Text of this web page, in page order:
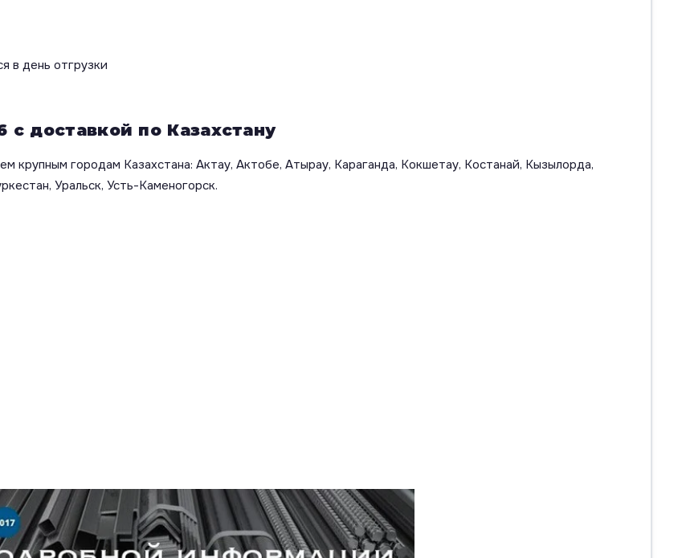
в день отгрузки
с доставкой по Казахстану
крупным городам Казахстана: Актау, Актобе, Атырау, Караганда, Кокшетау, Костанай, Кызылорда,
Уральск, Усть-Каменогорск.